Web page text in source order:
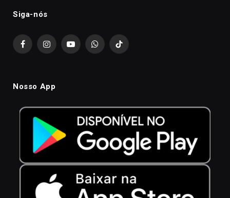
Siga-nós
FacebookInstagramYouTubeWhatsAppTikTok
Nosso App